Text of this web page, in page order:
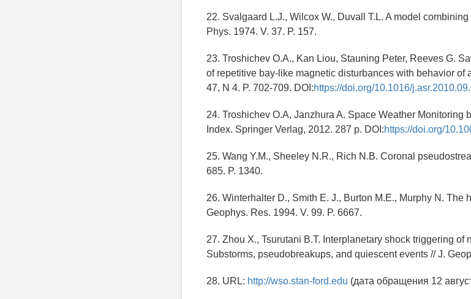
22. Svalgaard L.J., Wilcox W., Duvall T.L. A model
Phys. 1974. V. 37. P. 157.
23. Troshichev O.A., Kan Liou, Stauning Peter, Reeves G.
of repetitive bay-like magnetic disturbances with behavior of
47, N 4. P. 702-709. DOI:https://doi.org/10.1016/
24. Troshichev O.A, Janzhura A. Space Weather Monitoring
Index. Springer Verlag, 2012. 287 p. DOI:https://doi.org/
25. Wang Y.M., Sheeley N.R., Rich N.B. Coronal
685. P. 1340.
26. Winterhalter D., Smith E. J., Burton M.E., Murphy N. The
Geophys. Res. 1994. V. 99. P. 6667.
27. Zhou X., Tsurutani B.T. Interplanetary shock triggering of
Substorms, pseudobreakups, and quiescent events // J.
28. URL: http://wso.stan-ford.edu (дата обращения 12